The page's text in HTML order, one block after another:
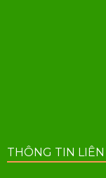
THÔNG TIN